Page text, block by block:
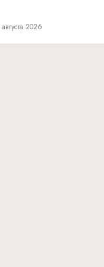
2026